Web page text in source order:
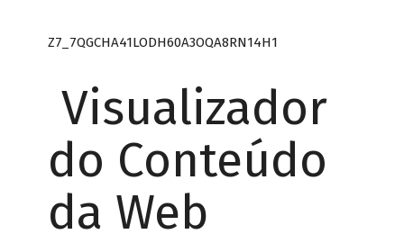
Z7_7QGCHA41LODH60A3OQA8RN14H1
Visualizador
do Conteúdo
da Web